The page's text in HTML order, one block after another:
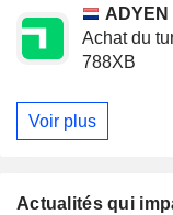
ADYEN
Achat du
788XB
Voir plus
Actualités qui